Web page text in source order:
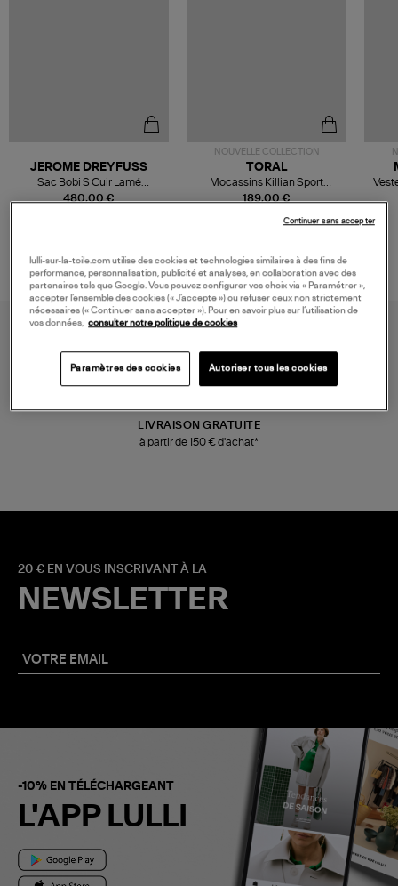
480,00 €
JEROME DREYFUSS
Sac Bobi S Cuir Lamé
Champagne
NOUVELLE COLLECTION
189,00 €
TORAL
Mocassins Killian Sport
Mousse
LIVRAISON GRATUITE
à partir de 150 € d'achat*
20 € EN VOUS INSCRIVANT À LA
NEWSLETTER
-10% EN TÉLÉCHARGEANT
L'APP LULLI
lulli-sur-la-toile.com utilise des cookies et technologies similaires à des fins de
performance, personnalisation, publicité et analyses, en collaboration avec des
partenaires tels que Google. Vous pouvez configurer vos choix via « Paramétrer »,
accepter l’ensemble des cookies (« J’accepte ») ou refuser ceux non strictement
nécessaires (« Continuer sans accepter »). Pour en savoir plus sur l’utilisation de
vos données, consulter notre politique de cookies
Paramètres des cookies Autoriser tous les cookies
Continuer sans accepter